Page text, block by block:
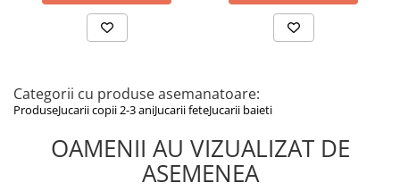
Categorii cu produse asemanatoare:
ProduseJucarii copii 2-3 aniJucarii feteJucarii baieti
OAMENII AU VIZUALIZAT DE
ASEMENEA